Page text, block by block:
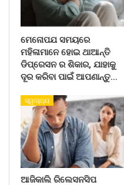
ମେନୋପଯ ସମୟରେ
ମହିଳାମାନେ ହୋଇ ଥାଆନ୍ତି
ଡିପ୍ରେସନ ର ଶିକାର, ଯାହାକୁ
ଦୂର କରିବା ପାଇଁ ଆପଣାନ୍ତୁ…
ସ୍ୱାସ୍ଥ୍ୟ
ଆଜିକାଲି ରିଲେସନସିପ